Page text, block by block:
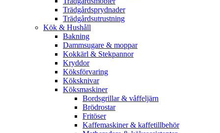
Trädgårdsprydnader
Trädgårdsutrustning
Kök & Hushåll
Bakning
Dammsugare & moppar
Kokkärl & Stekpannor
Kryddor
Köksförvaring
Köksknivar
Köksmaskiner
Bordsgrillar & våffeljärn
Brödrostar
Fritöser
Kaffemaskiner & kaffetillbehör